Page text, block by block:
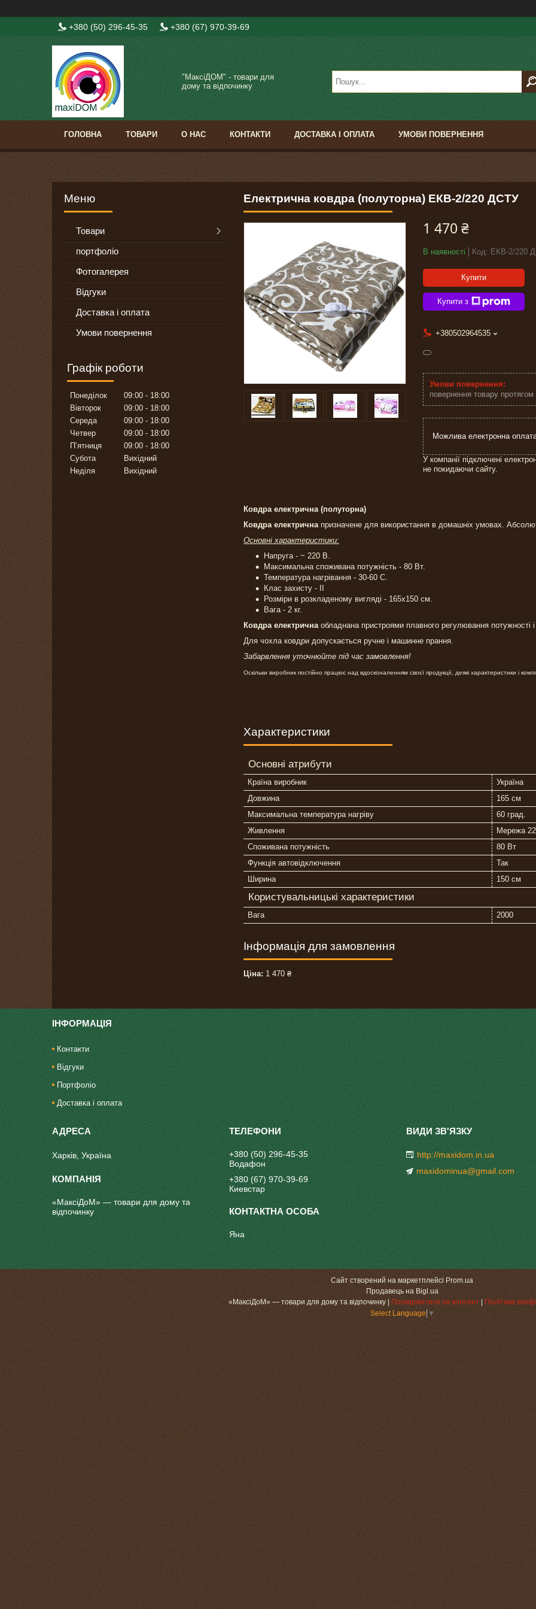
+380 (50) 296-45-35 +380 (67) 970-39-69
"МаксіДОМ" - товари для
дому та відпочинку
ГОЛОВНА ТОВАРИ О НАС КОНТАКТИ ДОСТАВКА І ОПЛАТА УМОВИ ПОВЕРНЕННЯ
Електрична ковдра (полуторна) ЕКВ-2/220 ДСТУ
1 470 ₴
В наявності Код: ЕКВ-2/220
Купити
Купити з
+380502964535
повернення товару
У компанії підключені
не покидаючи сайту.
Ковдра електрична (полуторна)
Ковдра електрична призначене для використання в домашніх умовах.
Основні характеристики:
Напруга - ~ 220 В.
Максимальна споживана потужність - 80 Вт.
Температура нагрівання - 30-60 С.
Клас захисту - II
Розміри в розкладеному вигляді - 165х150 см.
Вага - 2 кг.
Ковдра електрична обладнана пристроями плавного регулювання потужності
Для чохла ковдри допускається ручне і машинне прання.
Забарвлення уточнюйте під час замовлення!
Оскільки виробник постійно працює над вдосконаленням своєї продукції, деякі характеристики і
Характеристики
Основні атрибути
Країна виробник
Україна
Довжина
165 см
Максимальна температура нагріву
60 град.
Живлення
Мережа
Споживана потужність
80 Вт
Функція автовідключення
Так
Ширина
150 см
Користувальницькі характеристики
Вага 2000
Інформація для замовлення
Ціна: 1 470 ₴
Товари
портфоліо
Фотогалерея
Відгуки
Доставка і оплата
Умови повернення
Графік роботи
Понеділок 09:00
18:00
Вівторок
09:00
18:00
Середа
09:00
18:00
Четвер
09:00
18:00
Пʼятниця
09:00
18:00
Субота
Вихідний
Неділя
Вихідний
ІНФОРМАЦІЯ
Контакти
Відгуки
Портфоліо
Доставка і оплата
Харків, Україна
«МаксіДоМ» — товари для дому та
відпочинку
+380 (50) 296-45-35
Водафон
+380 (67) 970-39-69
Киевстар
Яна
http://maxidom.in.ua
maxidominua@gmail.com
Сайт створений на маркетплейсіProm.ua
Продавець на Bigl.ua
«МаксіДоМ» — товари для дому та відпочинку | Поскаржитися на контент |Політика
Select Language ▼